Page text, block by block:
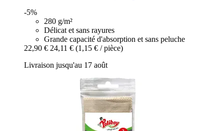
-5%
280 g/m²
Délicat et sans rayures
Grande capacité d'absorption et sans peluche
22,90 € 24,11 € (1,15 € / pièce)
Livraison jusqu'au 17 août